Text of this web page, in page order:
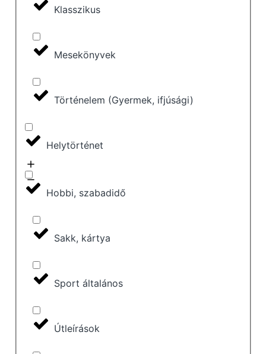
Klasszikus
Mesekönyvek
Történelem (Gyermek, ifjúsági)
Helytörténet
Hobbi, szabadidő
Sakk, kártya
Sport általános
Útleírások